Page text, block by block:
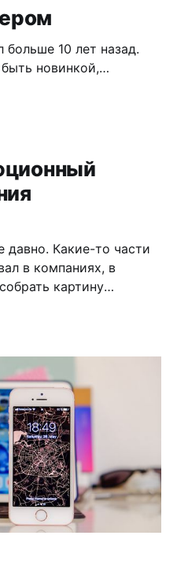
больше 10 лет назад.
новинкой,
из главных
Какие-то части
в компаниях, в
картину
что